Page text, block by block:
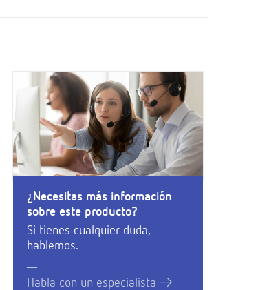
¿Necesitas más información
sobre este producto?
Si tienes cualquier duda,
hablemos.
Habla con un especialista